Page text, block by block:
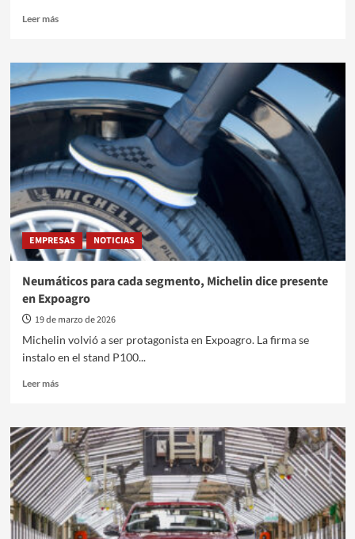
Leer másLeer
La
nueva
ya
solo
velocidad
EMPRESAS NOTICIAS
Neumáticos para cada segmento, Michelin dice presente
en Expoagro
19 de marzo de 2026
Michelin volvió a ser protagonista en Expoagro. La firma se
instalo en el stand P100...
Leer másLeer
Neumáticos
para
cada
segmento,
Michelin
dice
presente
en